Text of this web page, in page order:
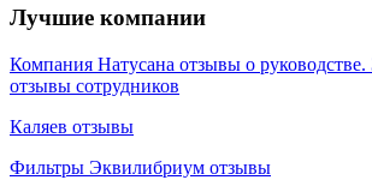
Лучшие компании
Компания Натусана отзывы о
отзывы сотрудников
Каляев отзывы
Фильтры Эквилибриум отзывы